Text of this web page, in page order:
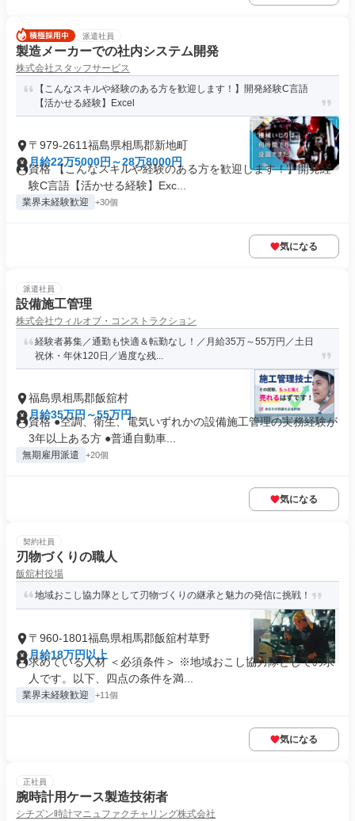
派遣社員
製造メーカーでの社内システム開発
株式会社スタッフサービス
【こんなスキルや経験のある方を歓迎します！】開発経験C言語
【活かせる経験】Excel
〒979-2611福島県相馬郡新地町
月給22万5000円～28万8000円
資格 【こんなスキルや経験のある方を歓迎します！】開発経
験C言語【活かせる経験】Exc...
業界未経験歓迎 +30個
気になる
派遣社員
設備施工管理
株式会社ウィルオブ・コンストラクション
経験者募集／通勤も快適＆転勤なし！／月給35万～55万円／土日
祝休・年休120日／過度な残...
福島県相馬郡飯舘村
月給35万円～55万円
資格 ●空調、衛生、電気いずれかの設備施工管理の実務経験が
3年以上ある方 ●普通自動車...
無期雇用派遣 +20個
気になる
契約社員
刃物づくりの職人
飯舘村役場
地域おこし協力隊として刃物づくりの継承と魅力の発信に挑戦！
〒960-1801福島県相馬郡飯舘村草野
月給18万円以上
求めている人材 ＜必須条件＞ ※地域おこし協力隊としての求
人です。以下、四点の条件を満...
業界未経験歓迎 +11個
気になる
正社員
腕時計用ケース製造技術者
シチズン時計マニュファクチャリング株式会社